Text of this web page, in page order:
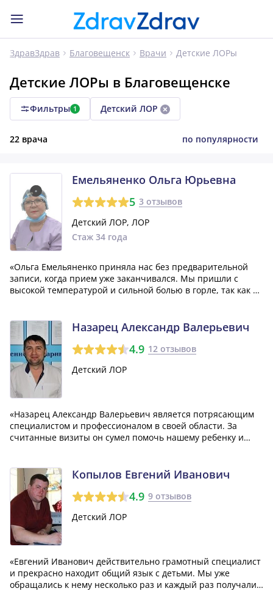
ЗдравЗдрав Благовещенск Врачи Детские ЛОРы
Детские ЛОРы в Благовещенске
Фильтры 1 Детский ЛОР
22 врача по популярности
Емельяненко Ольга Юрьевна
5 3 отзывов
Детский ЛОР, ЛОР
Стаж 34 года
«Ольга Емельяненко приняла нас без предварительной
записи, когда прием уже заканчивался. Мы пришли с
высокой температурой и сильной болью в горле, так как у
поставила диагноз - фолликулярная ангин...»
Назарец Александр Валерьевич
4.9 12 отзывов
Детский ЛОР
«Назарец Александр Валерьевич является потрясающим
специалистом и профессионалом в своей области. За
считанные визиты он сумел помочь нашему ребенку и
действительно необходимо. Мы советуем...»
Копылов Евгений Иванович
4.9 9 отзывов
Детский ЛОР
«Евгений Иванович действительно грамотный специалист
и прекрасно находит общий язык с детьми. Мы уже
обращались к нему несколько раз и каждый раз получали